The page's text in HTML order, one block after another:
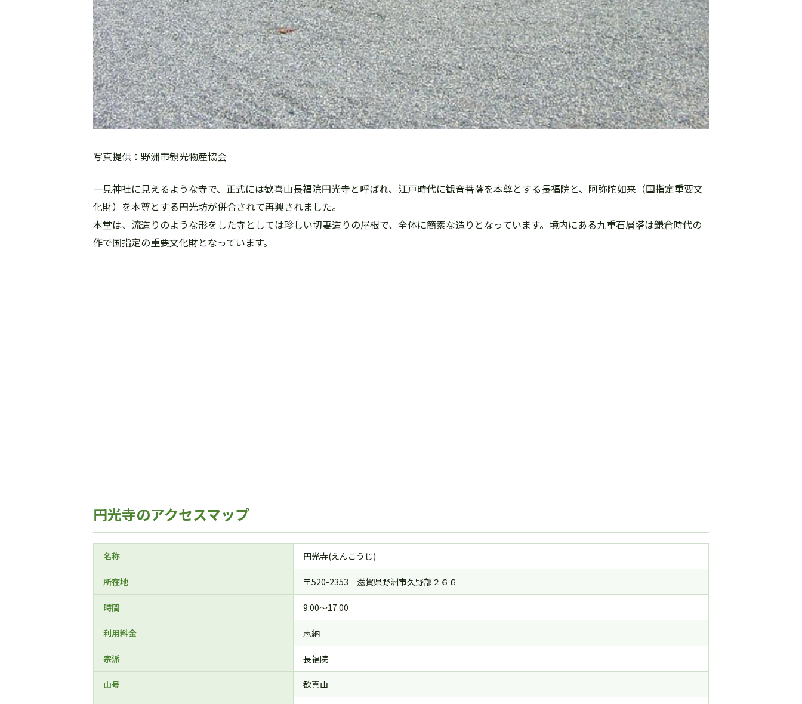
写真提供：野洲市観光物産協会
一見神社に見えるような寺で、正式には歓喜山長福院円光寺と呼ばれ、江戸時代に観音菩薩を本尊とする長福院と、阿弥陀如来（国指定重要文
化財）を本尊とする円光坊が併合されて再興されました。
本堂は、流造りのような形をした寺としては珍しい切妻造りの屋根で、全体に簡素な造りとなっています。境内にある九重石層塔は鎌倉時代の
作で国指定の重要文化財となっています。
円光寺のアクセスマップ
名称 円光寺(えんこうじ)
所在地 〒520-2353 滋賀県野洲市久野部２６６
時間 9:00～17:00
利用料金 志納
宗派 長福院
山号 歓喜山